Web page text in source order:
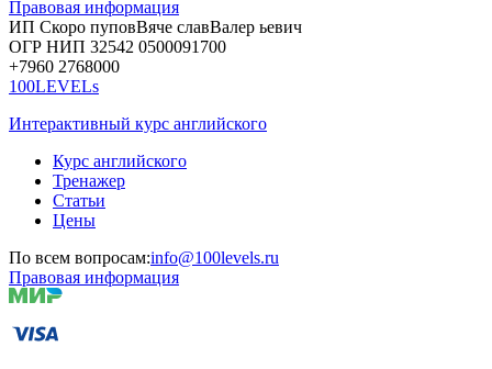
Правовая информация
ИП Скоро пуповВяче славВалер ьевич
ОГР НИП 32542 0500091700
+7960 2768000
100LEVELs
Интерактивный курс английского
Курс английского
Тренажер
Статьи
Цены
По всем вопросам:info@100levels.ru
Правовая информация